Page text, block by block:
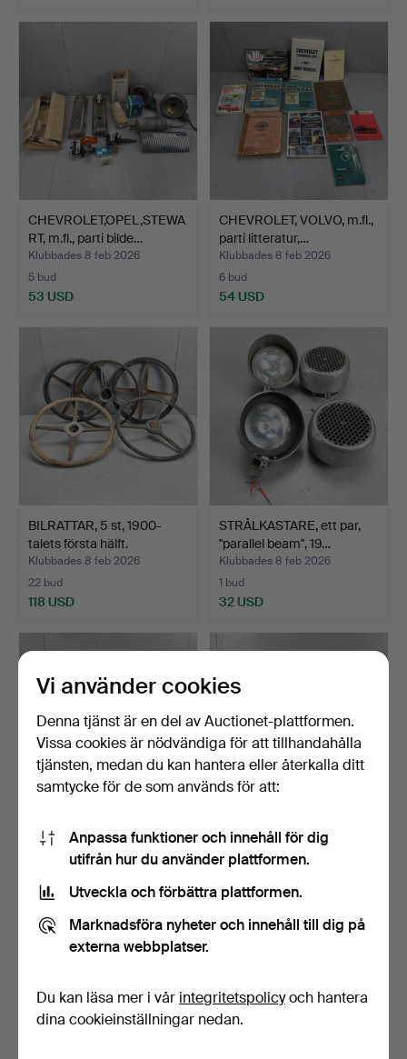
CHEVROLET,OPEL,STEWA
RT, m.fl., parti bilde…
Klubbades 8 feb 2026
5 bud
53 USD
CHEVROLET, VOLVO, m.fl.,
parti litteratur,…
Klubbades 8 feb 2026
6 bud
54 USD
BILRATTAR, 5 st, 1900-
talets första hälft.
Klubbades 8 feb 2026
22 bud
118 USD
STRÅLKASTARE, ett par,
"parallel beam", 19…
Klubbades 8 feb 2026
1 bud
32 USD
BOSCH, framlyktor, ett par,
1940/50-tal, T…
Klubbades 8 feb 2026
10 bud
EDMUNDS & JONES
CORP, strålkastare, ett pa…
Klubbades 8 feb 2026
22 bud
Vi använder cookies
Denna tjänst är en del av Auctionet-plattformen.
Vissa cookies är nödvändiga för att tillhandahålla
tjänsten, medan du kan hantera eller återkalla ditt
samtycke för de som används för att:
Anpassa funktioner och innehåll för dig
utifrån hur du använder plattformen.
Utveckla och förbättra plattformen.
Marknadsföra nyheter och innehåll till dig på
externa webbplatser.
Du kan läsa mer i vår integritetspolicyoch hantera
dina cookieinställningar nedan.